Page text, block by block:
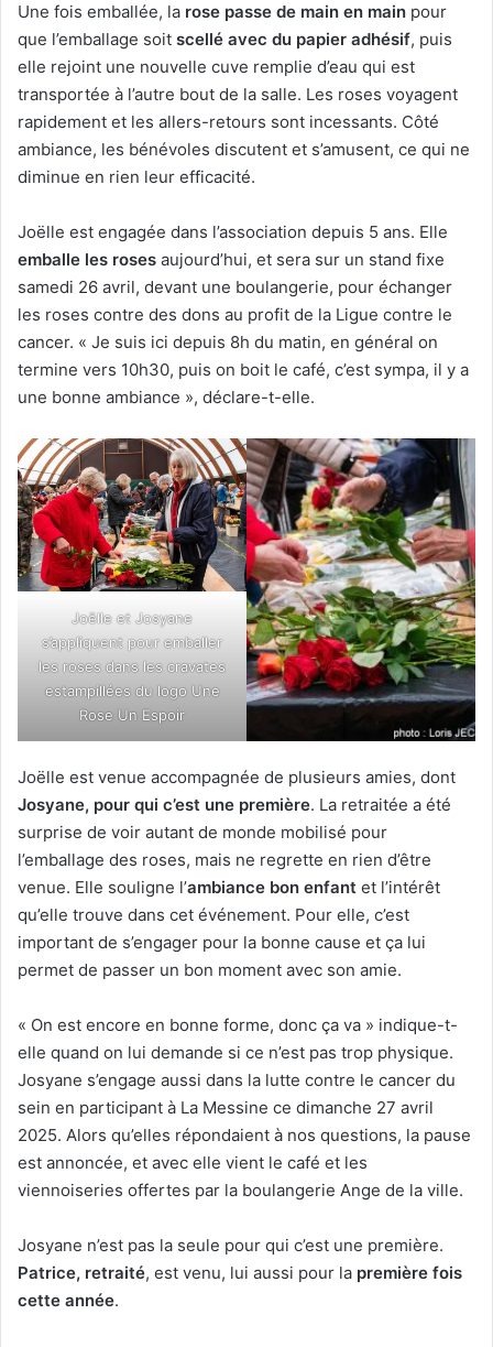
Une fois emballée, la rose passe de main en main pour
que l’emballage soit scellé avec du papier adhésif, puis
elle rejoint une nouvelle cuve remplie d’eau qui est
transportée à l’autre bout de la salle. Les roses voyagent
rapidement et les allers-retours sont incessants. Côté
ambiance, les bénévoles discutent et s’amusent, ce qui ne
diminue en rien leur efficacité.
Joëlle est engagée dans l’association depuis 5 ans. Elle
emballe les roses aujourd’hui, et sera sur un stand fixe
samedi 26 avril, devant une boulangerie, pour échanger
les roses contre des dons au profit de la Ligue contre le
cancer. « Je suis ici depuis 8h du matin, en général on
termine vers 10h30, puis on boit le café, c’est sympa, il y a
une bonne ambiance », déclare-t-elle.
Joëlle et Josyane
s’appliquent pour emballer
les roses dans les cravates
estampillées du logo Une
Rose Un Espoir
Joëlle est venue accompagnée de plusieurs amies, dont
Josyane, pour qui c’est une première. La retraitée a été
surprise de voir autant de monde mobilisé pour
l’emballage des roses, mais ne regrette en rien d’être
venue. Elle souligne l’ambiance bon enfant et l’intérêt
qu’elle trouve dans cet événement. Pour elle, c’est
important de s’engager pour la bonne cause et ça lui
permet de passer un bon moment avec son amie.
« On est encore en bonne forme, donc ça va » indique-t-
elle quand on lui demande si ce n’est pas trop physique.
Josyane s’engage aussi dans la lutte contre le cancer du
sein en participant à La Messine ce dimanche 27 avril
2025. Alors qu’elles répondaient à nos questions, la pause
est annoncée, et avec elle vient le café et les
viennoiseries offertes par la boulangerie Ange de la ville.
Josyane n’est pas la seule pour qui c’est une première.
Patrice, retraité, est venu, lui aussi pour la première fois
cette année.